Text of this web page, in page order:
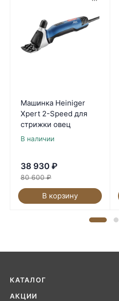
Машинка Heiniger
Xpert 2-Speed для
стрижки овец
В наличии
38 930 ₽
80 600 ₽
В корзину
КАТАЛОГ
АКЦИИ